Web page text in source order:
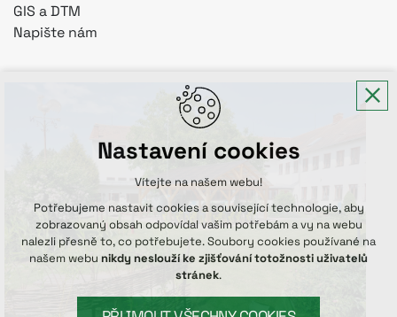
GIS a DTM
Napište nám
Nastavení cookies
Vítejte na našem webu!
Potřebujeme nastavit cookies a související technologie, aby
zobrazovaný obsah odpovídal vašim potřebám a vy na webu
nalezli přesně to, co potřebujete. Soubory cookies používané na
našem webu nikdy neslouží ke zjišťování totožnosti uživatelů
stránek.